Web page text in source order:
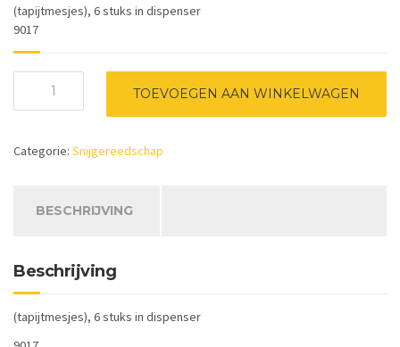
(tapijtmesjes), 6 stuks in dispenser
9017
Reservemes
hobbymes
aantal
TOEVOEGEN AAN WINKELWAGEN
Categorie: Snijgereedschap
BESCHRIJVING
Beschrijving
(tapijtmesjes), 6 stuks in dispenser